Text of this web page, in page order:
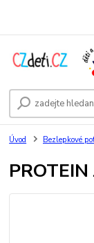
Úvod Bezlepkové